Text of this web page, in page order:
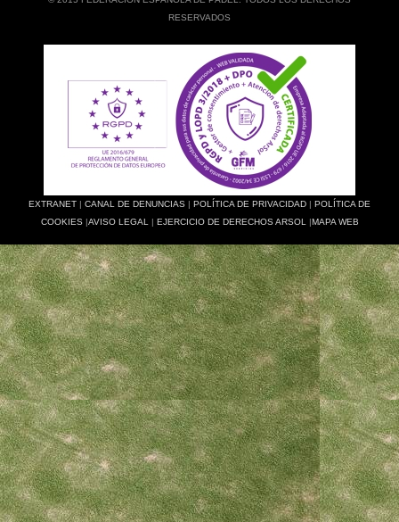
RESERVADOS
EXTRANET | CANAL DE DENUNCIAS | POLÍTICA DE PRIVACIDAD | POLÍTICA DE
COOKIES|AVISO LEGAL | EJERCICIO DE DERECHOS ARSOL |MAPA WEB